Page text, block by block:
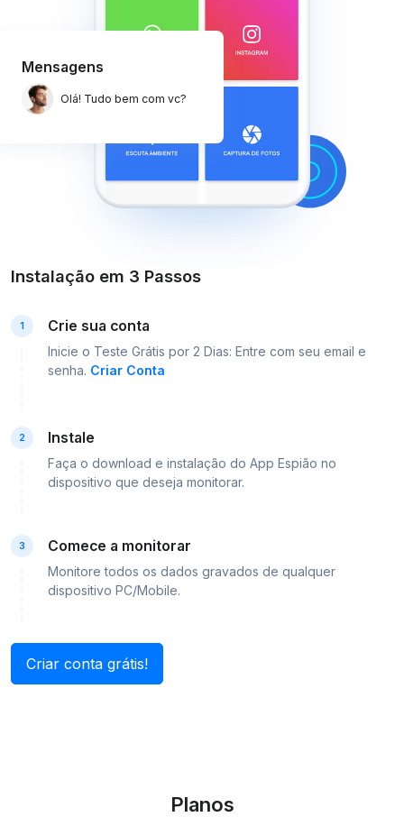
Mensagens
Olá! Tudo bem com vc?
Instalação em 3 Passos
1 Crie sua conta
Inicie o Teste Grátis por 2 Dias: Entre com seu email e
senha. Criar Conta
2 Instale
Faça o download e instalação do App Espião no
dispositivo que deseja monitorar.
3 Comece a monitorar
Monitore todos os dados gravados de qualquer
dispositivo PC/Mobile.
Criar conta grátis!
Planos